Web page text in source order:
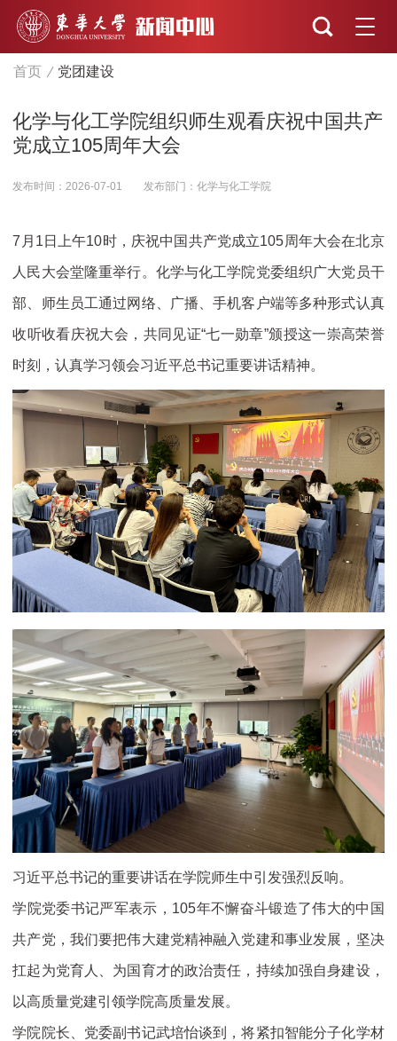
首页 党团建设
化学与化工学院组织师生观看庆祝中国共产
党成立105周年大会
发布时间：2026-07-01 发布部门：化学与化工学院
7月1日上午10时，庆祝中国共产党成立105周年大会在北京
人民大会堂隆重举行。化学与化工学院党委组织广大党员干
部、师生员工通过网络、广播、手机客户端等多种形式认真
收听收看庆祝大会，共同见证“七一勋章”颁授这一崇高荣誉
时刻，认真学习领会习近平总书记重要讲话精神。
习近平总书记的重要讲话在学院师生中引发强烈反响。
学院党委书记严军表示，105年不懈奋斗锻造了伟大的中国
共产党，我们要把伟大建党精神融入党建和事业发展，坚决
扛起为党育人、为国育才的政治责任，持续加强自身建设，
以高质量党建引领学院高质量发展。
学院院长、党委副书记武培怡谈到，将紧扣智能分子化学材